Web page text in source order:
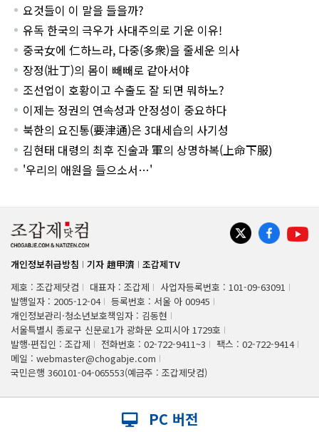
요것들이 이 말을 들을까?
유독 한국의 극우가 사대주의로 기운 이유!
중국女에 仁하느라, 다중(多衆)을 줄세운 의사
장정(壯丁)의 몸이 빼빼로 같아서야
조선업이 호황이고 수출도 잘 되면 뭐하노?
이제는 정권의 연속성과 안정성이 중요하다
북한의 요진통(要津通)은 3대세습의 사기성
김현태 대령의 최후 진술과 軍의 상명하복(上命下服)
'우리의 애원을 들으소서…'
개인정보취급방침 기자 趙甲濟
조갑제TV
제호 : 조갑제닷컴
대표자 : 조갑제
사업자등록번호 : 101-09-63091
발행일자 : 2005-12-04
등록번호 : 서울 아 00945
개인정보관리·청소년보호책임자 : 김동현
서울특별시 종로구 신문로1가 광화문 오피시아 1729호
발행·편집인 : 조갑제
전화번호 : 02-722-9411~3
팩스 : 02-722-9414
메일 : webmaster@chogabje.com
국민은행 360101-04-065553(예금주 : 조갑제닷컴)
PC 버전